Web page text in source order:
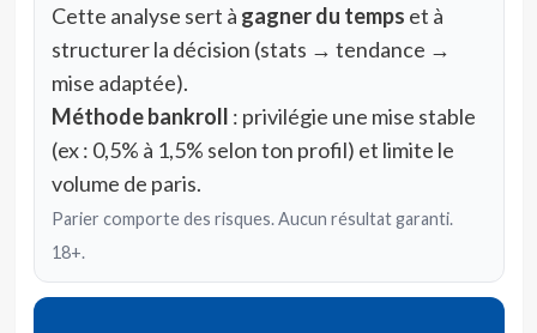
Cette analyse sert à gagner du temps et à
structurer la décision (stats → tendance →
mise adaptée).
Méthode bankroll : privilégie une mise stable
(ex : 0,5% à 1,5% selon ton profil) et limite le
volume de paris.
Parier comporte des risques. Aucun résultat garanti.
18+.